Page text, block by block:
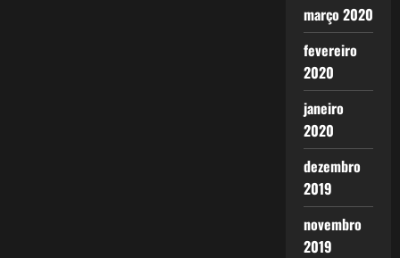
março 2020
fevereiro
2020
janeiro
2020
dezembro
2019
novembro
2019